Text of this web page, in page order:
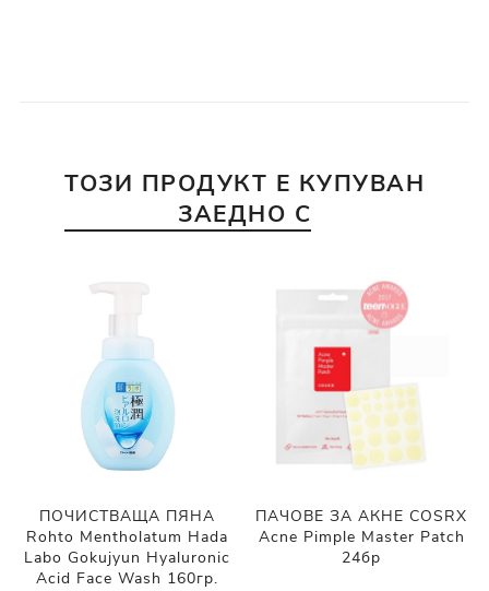
ТОЗИ ПРОДУКТ Е КУПУВАН
ЗАЕДНО С
ПОЧИСТВАЩА ПЯНА
Rohto Mentholatum Hada
Labo Gokujyun Hyaluronic
Acid Face Wash 160гр.
ПАЧОВЕ ЗА АКНЕ COSRX
Acne Pimple Master Patch
24бр